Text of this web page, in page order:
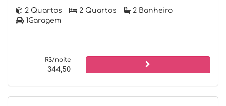
2 Quartos 2 Quartos
2 Banheiro
1Garagem
R$/noite
344,50